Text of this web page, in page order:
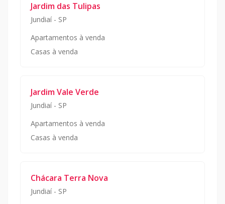
Jardim das Tulipas
Jundiaí - SP
Apartamentos à venda
Casas à venda
Jardim Vale Verde
Jundiaí - SP
Apartamentos à venda
Casas à venda
Chácara Terra Nova
Jundiaí - SP